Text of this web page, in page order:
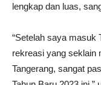
lengkap dan luas,
“Setelah saya masuk
rekreasi yang seklain
Tangerang, sangat